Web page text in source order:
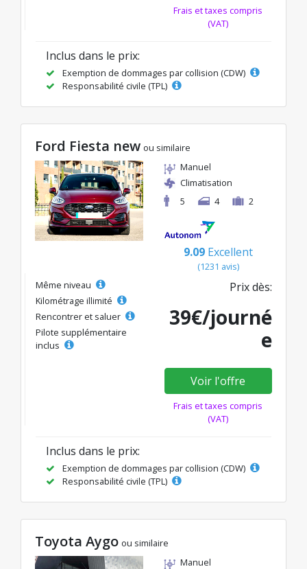
Frais et taxes compris
(VAT)
Inclus dans le prix:
Exemption de dommages par collision (CDW)
Responsabilité civile (TPL)
Ford Fiesta new ou similaire
Manuel
Climatisation
5
4 2
9.09 Excellent
(1231 avis)
Même niveau
Kilométrage illimité
Rencontrer et saluer
Pilote supplémentaire
inclus
Prix dès:
39€/journé
e
Voir l'offre
Frais et taxes compris
(VAT)
Inclus dans le prix:
Exemption de dommages par collision (CDW)
Responsabilité civile (TPL)
Toyota Aygo ou similaire
Manuel